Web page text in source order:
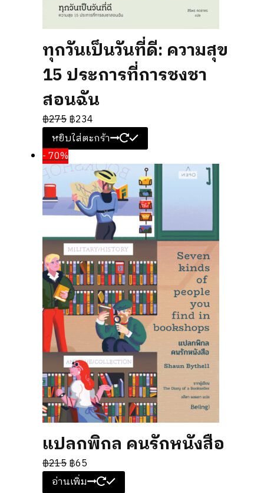
ทุกวันเป็นวันที่ดี: ความสุข
15 ประการที่การชงชา
สอนฉัน
฿275฿234
หยิบใส่ตะกร้า
- 70%
แปลกพิกล คนรักหนังสือ
฿215฿65
อ่านเพิ่ม